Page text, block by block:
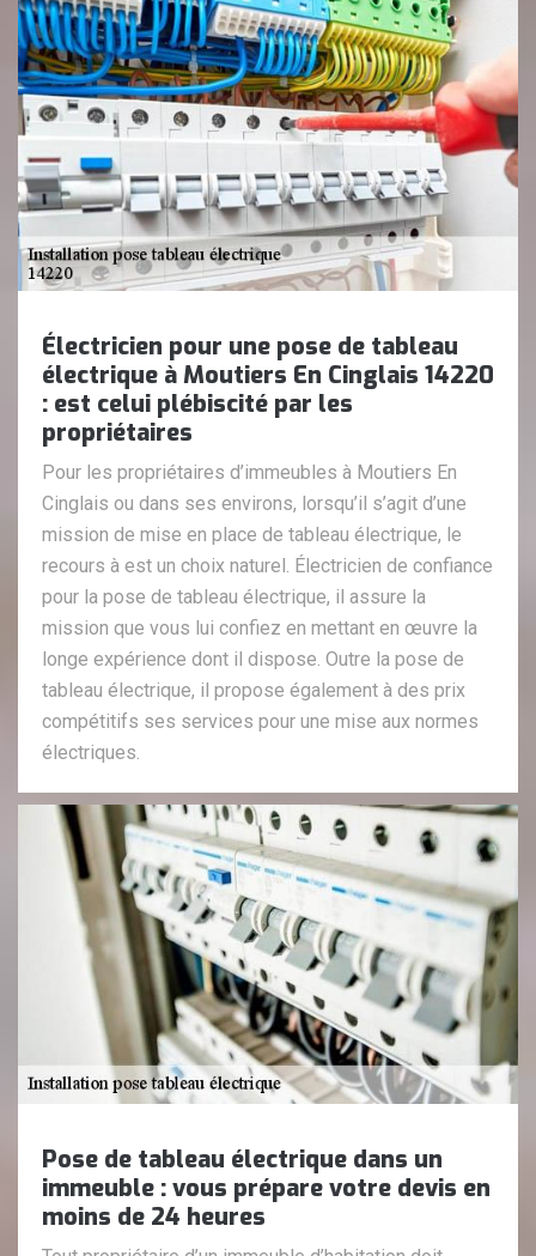
Électricien pour une pose de tableau
électrique à Moutiers En Cinglais 14220
: est celui plébiscité par les
propriétaires
Pour les propriétaires d’immeubles à Moutiers En
Cinglais ou dans ses environs, lorsqu’il s’agit d’une
mission de mise en place de tableau électrique, le
recours à est un choix naturel. Électricien de confiance
pour la pose de tableau électrique, il assure la
mission que vous lui confiez en mettant en œuvre la
longe expérience dont il dispose. Outre la pose de
tableau électrique, il propose également à des prix
compétitifs ses services pour une mise aux normes
électriques.
Pose de tableau électrique dans un
immeuble : vous prépare votre devis en
moins de 24 heures